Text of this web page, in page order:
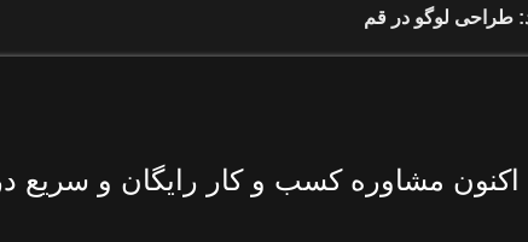
طراحی لوگو در قم
اکنون مشاوره کسب و کار رایگان و سریع